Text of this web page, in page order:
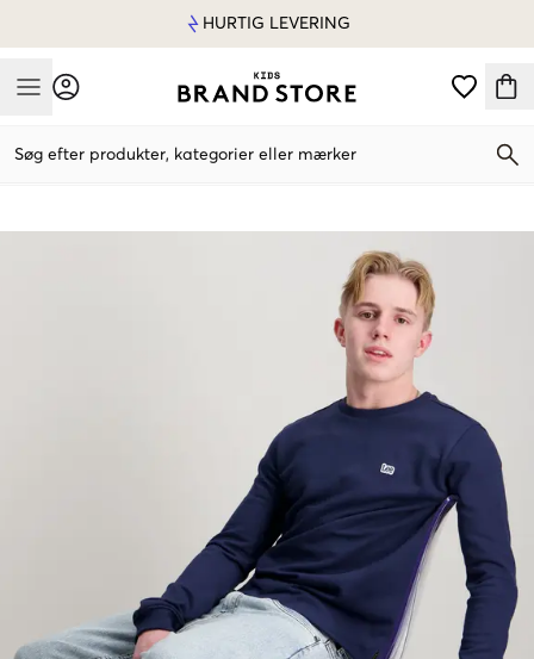
HURTIG LEVERING
Mobile Menu
Søg efter produkter, kategorier eller mærker